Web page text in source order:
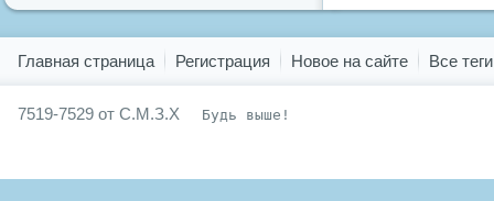
Главная страница Регистрация Новое на сайте Все теги
7519-7529 от С.М.З.Х Будь выше!